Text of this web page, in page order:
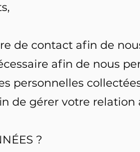
de contact afin de
afin de nous
personnelles
de gérer votre relation
?